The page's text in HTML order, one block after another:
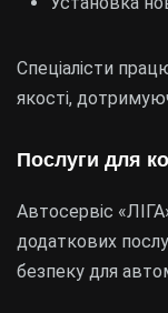
Спеціалісти
якості,
Послуги для
Автосервіс
додаткових
безпеку для